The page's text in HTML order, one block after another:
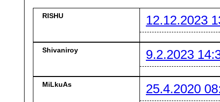
RISHU 12.12.2023
Shivaniroy 9.2.2023
MiLkuAs 25.4.2020